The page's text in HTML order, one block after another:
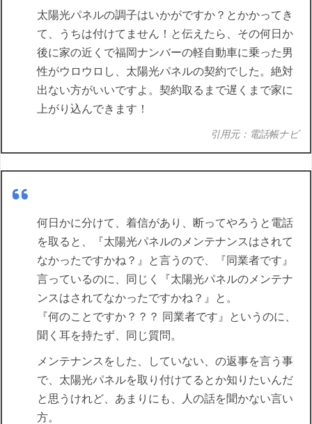
太陽光パネルの調子はいかがですか？とかかってき
て、うちは付けてません！と伝えたら、その何日か
後に家の近くで福岡ナンバーの軽自動車に乗った男
性がウロウロし、太陽光パネルの契約でした。絶対
出ない方がいいですよ。契約取るまで遅くまで家に
上がり込んできます！
引用元：電話帳ナビ
何日かに分けて、着信があり、断ってやろうと電話
を取ると、『太陽光パネルのメンテナンスはされて
なかったですかね？』と言うので、『同業者です』
言っているのに、同じく『太陽光パネルのメンテナ
ンスはされてなかったですかね？』と。
『何のことですか？？？ 同業者です』というのに、
聞く耳を持たず、同じ質問。
メンテナンスをした、していない、の返事を言う事
で、太陽光パネルを取り付けてるとか知りたいんだ
と思うけれど、あまりにも、人の話を聞かない言い
方。